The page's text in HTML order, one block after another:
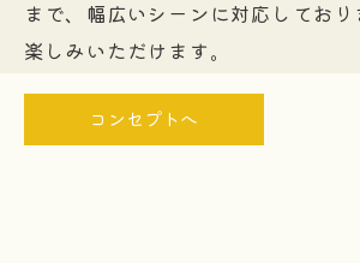
まで、幅広いシーンに対応してお
楽しみいただけます。
コンセプトへ